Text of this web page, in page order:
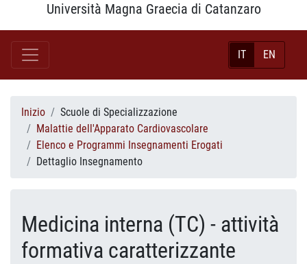
Università Magna Graecia di Catanzaro
IT EN
Inizio
Scuole di Specializzazione
Malattie dell'Apparato Cardiovascolare
Elenco e Programmi Insegnamenti Erogati
Dettaglio Insegnamento
Medicina interna (TC) - attività
formativa caratterizzante